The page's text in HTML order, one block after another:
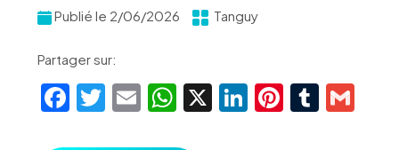
Publié le 2/06/2026 Tanguy
Partager sur:
Facebook
Twitter
EmailWhatsApp
X LinkedIn